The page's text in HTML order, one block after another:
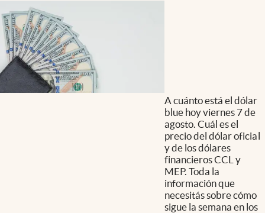
A cuánto está el dólar
blue hoy viernes 7 de
agosto. Cuál es el
precio del dólar oficial
y de los dólares
financieros CCL y
MEP. Toda la
información que
necesitás sobre cómo
sigue la semana en los